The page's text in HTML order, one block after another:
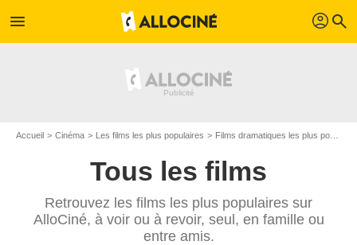
menu profil search
Accueil Cinéma Les films les plus populaires Films dramatiques les plus populaires
Tous les films
Retrouvez les films les plus populaires sur
AlloCiné, à voir ou à revoir, seul, en famille ou
entre amis.